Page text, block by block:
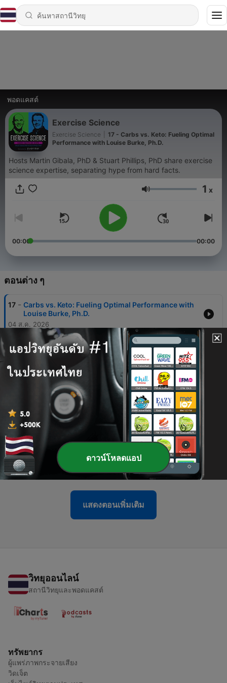
พอดแคสต์
Exercise Science
Exercise Science
17 - Carbs vs. Keto: Fueling Optimal
Performance with Louise Burke, Ph.D.
Hosts Martin Gibala, PhD & Stuart Phillips, PhD share exercise
science expertise, separating hype from hard facts.
ระดับเสียง 1 x
00:00 00:00
ตอนต่าง ๆ
17 - Carbs vs. Keto: Fueling Optimal Performance with
Louise Burke, Ph.D.
04 ส.ค. 2026
16 - Strength Training for Older People with Ashley
Gluchowski, Ph.D.
28 ก.ค. 2026
How Much Protein Do You Need? | Stuart Phillips,
McMaster University
14 - Exercise Snacks & VILPA: The Ultimate Explainer
14 ก.ค. 2026
13 - Mythbusting the Most-Hyped Peptides
07 ก.ค. 2026
แสดงตอนเพิ่มเติม
วิทยุออนไลน์
สถานีวิทยุและพอดแคสต์
ทรัพยากร
ผู้แพร่ภาพกระจายเสียง
วิดเจ็ต
ดาวน์โหลดแอป